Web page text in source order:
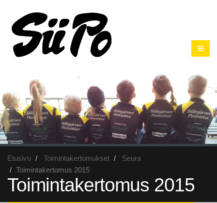
Etusivu Toimintakertomukset
Seura
Toimintakertomus 2015
Toimintakertomus 2015